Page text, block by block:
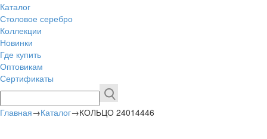
Каталог
Столовое серебро
Коллекции
Новинки
Где купить
Оптовикам
Сертификаты
Главная→Каталог→КОЛЬЦО 24014446